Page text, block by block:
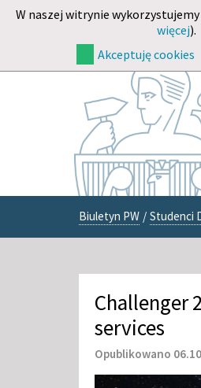
W naszej witrynie
więcej).
Akceptuję cookies
Biuletyn PW / Studenci
Challenger
services
Opublikowano